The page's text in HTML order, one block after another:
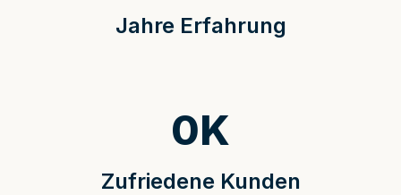
Jahre Erfahrung
Zufriedene Kunden
0K